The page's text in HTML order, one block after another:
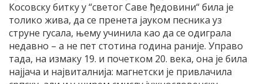
Косовску битку у “светог Саве ђедовини“ била је
толико жива, да се пренета јауком песника уз
струне гусала, њему учинила као да се одиграла
недавно – а не пет стотина година раније. Управо
тада, на измаку 19. и почетком 20. века, она је била
најјача и највиталнија: магнетски је привлачила